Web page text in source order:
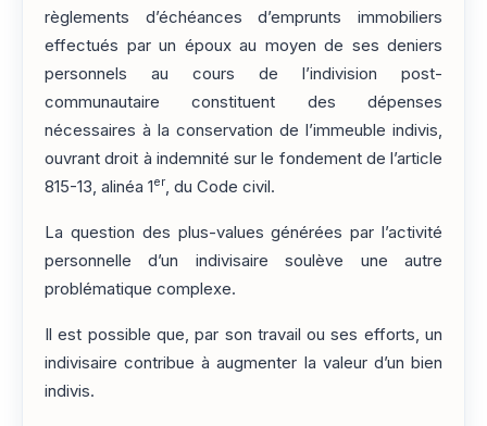
règlements d’échéances d’emprunts immobiliers
effectués par un époux au moyen de ses deniers
personnels au cours de l’indivision post-
communautaire constituent des dépenses
nécessaires à la conservation de l’immeuble indivis,
ouvrant droit à indemnité sur le fondement de l’article
815-13, alinéa 1er, du Code civil.
La question des plus-values générées par l’activité
personnelle d’un indivisaire soulève une autre
problématique complexe.
Il est possible que, par son travail ou ses efforts, un
indivisaire contribue à augmenter la valeur d’un bien
indivis.